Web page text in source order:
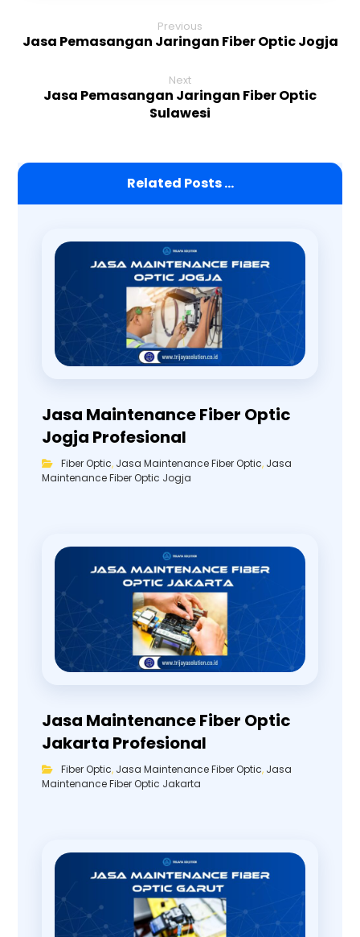
Previous
Jasa Pemasangan Jaringan Fiber Optic Jogja
Next
Jasa Pemasangan Jaringan Fiber Optic
Sulawesi
Related Posts ...
Jasa Maintenance Fiber Optic
Jogja Profesional
Fiber Optic, Jasa Maintenance Fiber Optic, Jasa
Maintenance Fiber Optic Jogja
Jasa Maintenance Fiber Optic
Jakarta Profesional
Fiber Optic, Jasa Maintenance Fiber Optic, Jasa
Maintenance Fiber Optic Jakarta